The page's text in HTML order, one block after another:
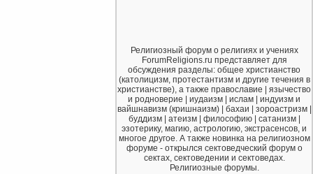
Религиозный форум о религиях и учениях
ForumReligions.ru представляет для
обсуждения разделы: общее христианство
(католицизм, протестантизм и другие течения в
христианстве), а также православие | язычество
и родноверие | иудаизм | ислам | индуизм и
вайшнавизм (кришнаизм) | бахаи | зороастризм |
буддизм | атеизм | философию | сатанизм |
эзотерику, магию, астрологию, экстрасенсов, и
многое другое. А также новинка на религиозном
форуме - открылся сектоведческий форум о
сектах, сектоведении и сектоведах.
Религиозные форумы.